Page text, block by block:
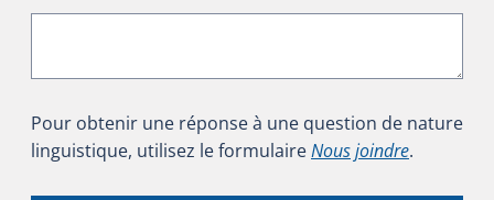
Pour obtenir une réponse à une question de nature
linguistique, utilisez le formulaireNous joindre.